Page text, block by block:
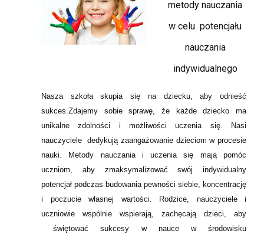
metody nauczania
w celu potencjału
nauczania
indywidualnego
Nasza szkoła skupia się na dziecku, aby odnieść
sukces.Zdajemy sobie sprawę, że każde dziecko ma
unikalne zdolności i możliwości uczenia się. Nasi
nauczyciele dedykują zaangażowanie dzieciom w procesie
nauki. Metody nauczania i uczenia się mają pomóc
uczniom, aby zmaksymalizować swój indywidualny
potencjał podczas budowania pewności siebie, koncentrację
i poczucie własnej wartości. Rodzice, nauczyciele i
uczniowie wspólnie wspierają, zachęcają dzieci, aby
świętować sukcesy w nauce w środowisku